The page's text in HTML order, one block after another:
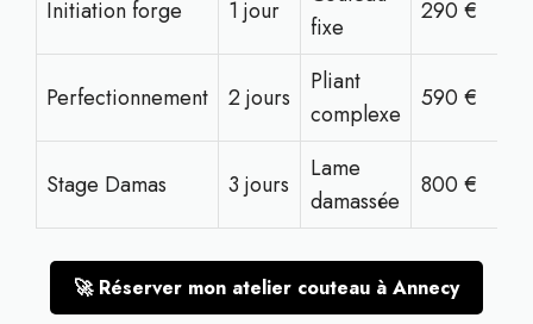
Initiation forge 1 jour
fixe
290 €
Perfectionnement 2 jours
Pliant
complexe
590 €
Stage Damas 3 jours
Lame
damassée
800 €
🚀 Réserver mon atelier couteau à Annecy